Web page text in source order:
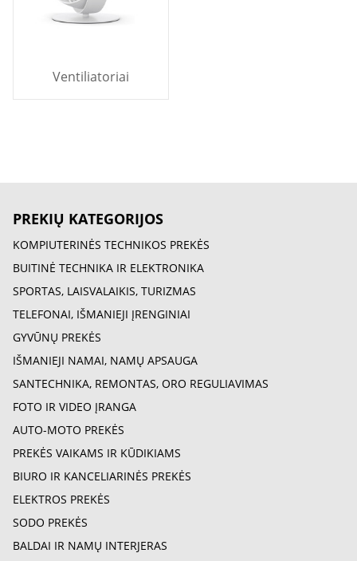
Ventiliatoriai
PREKIŲ KATEGORIJOS
KOMPIUTERINĖS TECHNIKOS PREKĖS
BUITINĖ TECHNIKA IR ELEKTRONIKA
SPORTAS, LAISVALAIKIS, TURIZMAS
TELEFONAI, IŠMANIEJI ĮRENGINIAI
GYVŪNŲ PREKĖS
IŠMANIEJI NAMAI, NAMŲ APSAUGA
SANTECHNIKA, REMONTAS, ORO REGULIAVIMAS
FOTO IR VIDEO ĮRANGA
AUTO-MOTO PREKĖS
PREKĖS VAIKAMS IR KŪDIKIAMS
BIURO IR KANCELIARINĖS PREKĖS
ELEKTROS PREKĖS
SODO PREKĖS
BALDAI IR NAMŲ INTERJERAS